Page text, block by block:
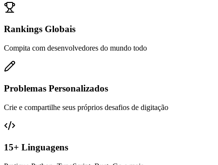
Rankings Globais
Compita com desenvolvedores do mundo todo
Problemas Personalizados
Crie e compartilhe seus próprios desafios de digitação
15+ Linguagens